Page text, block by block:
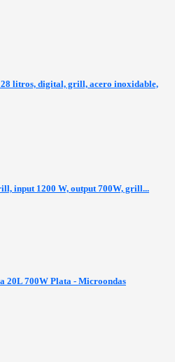
litros, digital, grill, acero inoxidable,
input 1200 W, output 700W, grill...
20L 700W Plata - Microondas